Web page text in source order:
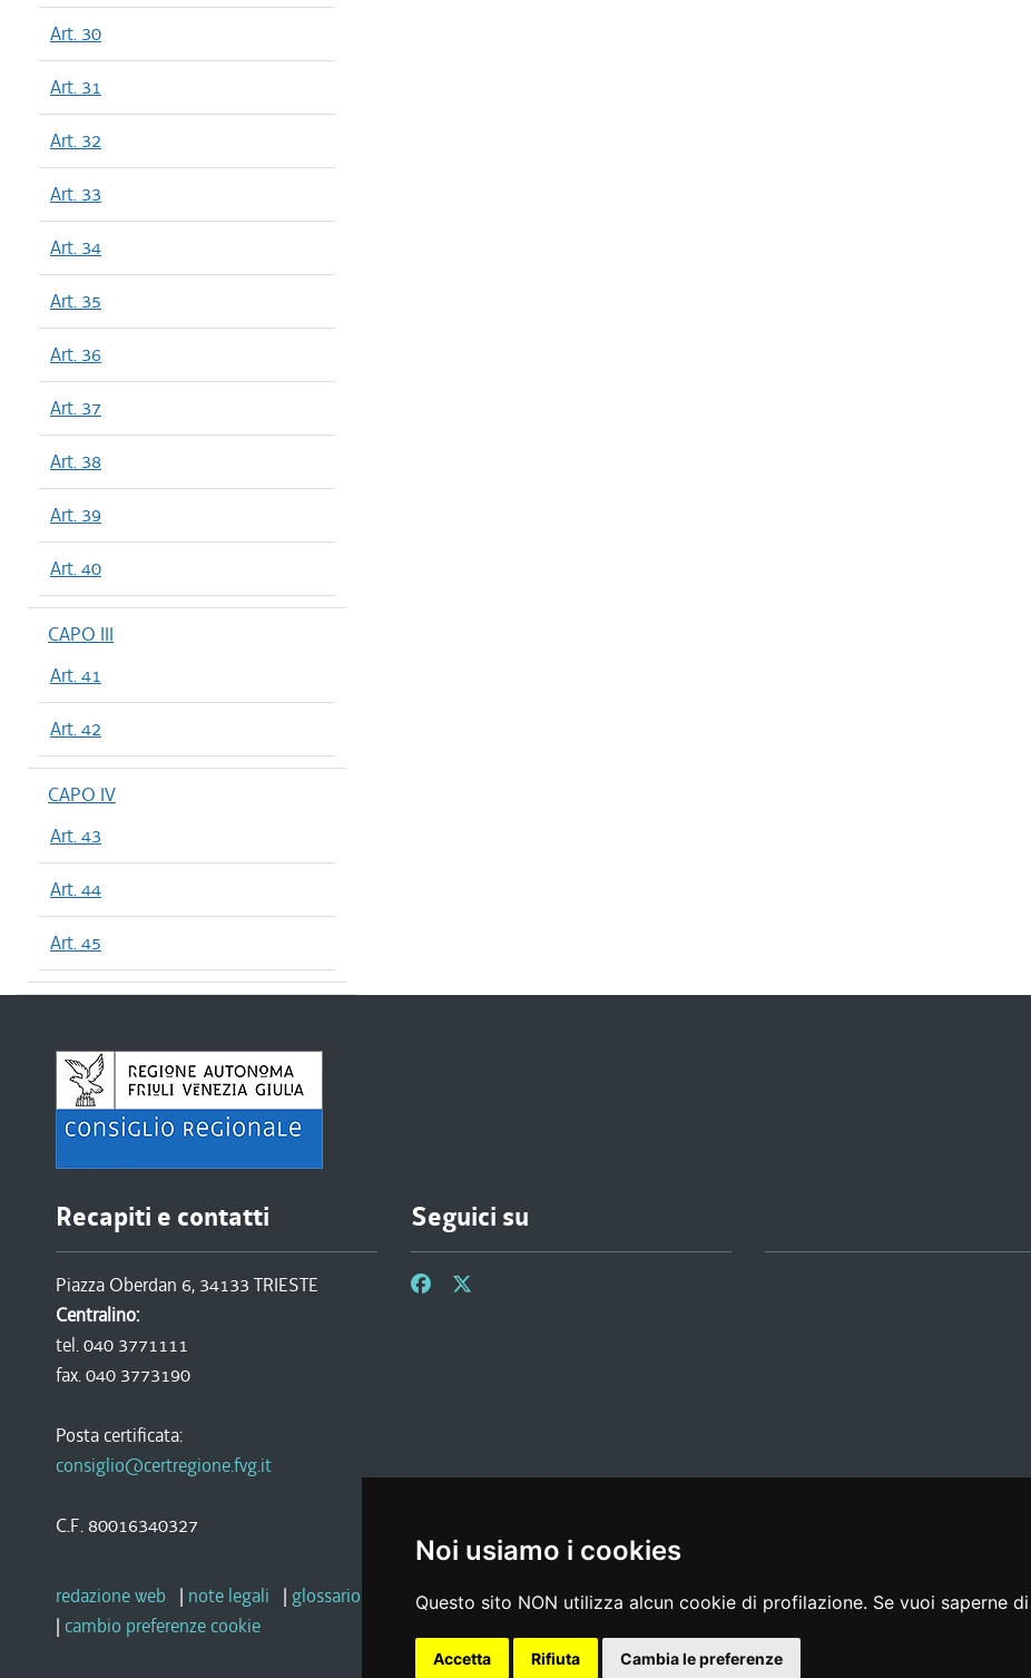
Noi usiamo i cookies
Questo sito NON utilizza alcun cookie di profilazione. Se vuoi saperne
Accetta Rifiuta Cambia le preferenze
Art. 30
Art. 31
Art. 32
Art. 33
Art. 34
Art. 35
Art. 36
Art. 37
Art. 38
Art. 39
Art. 40
CAPO III
Art. 41
Art. 42
CAPO IV
Art. 43
Art. 44
Art. 45
Recapiti e contatti
Piazza Oberdan 6, 34133 TRIESTE
Centralino:
tel. 040 3771111
fax. 040 3773190
Posta certificata:
consiglio@certregione.fvg.it
C.F. 80016340327
Seguici su
redazione web | note legali | glossario privacy |social media policy | dichiarazione di accessibilità | feedback
| cambio preferenze cookie